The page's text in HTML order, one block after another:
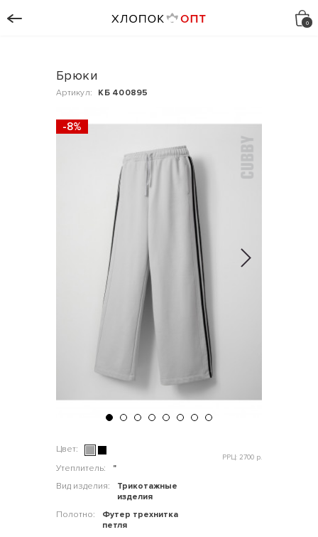
Брюки
Артикул: КБ 400895
-8%
Цвет:
Утеплитель:
"
Вид изделия:
Трикотажные
изделия
Полотно:
Футер трехнитка
петля
РРЦ: 2700 р.